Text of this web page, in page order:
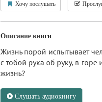
Хочу послушать
Описание книги
Жизнь порой испытывает
с тобой рука об руку, в горе
жизнь?
Слушать аудиокнигу